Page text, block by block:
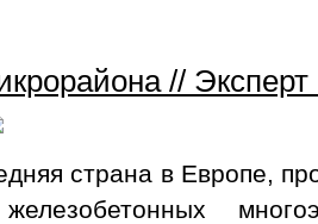
//
страна в Европе,